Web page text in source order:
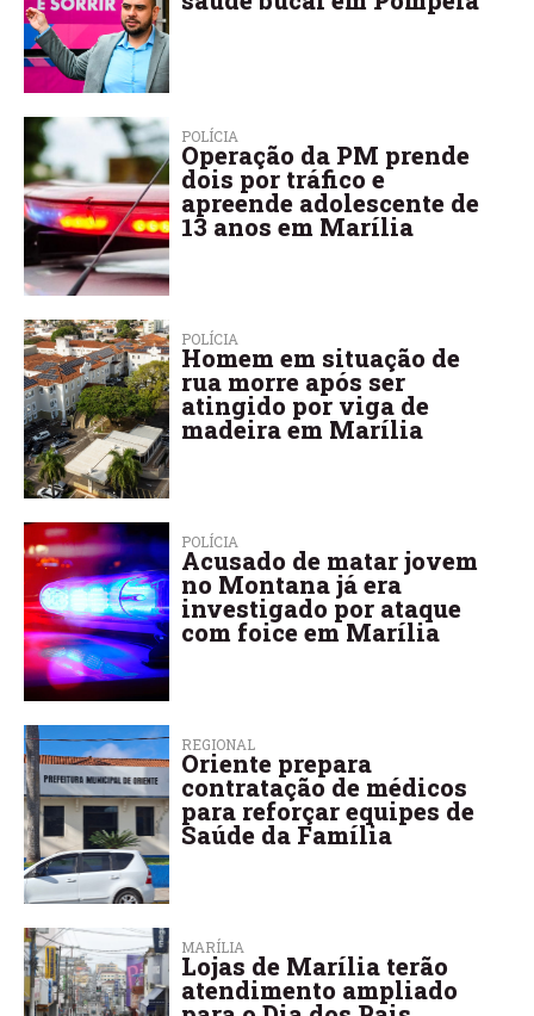
POLÍCIA
Operação da PM prende
dois por tráfico e
apreende adolescente de
13 anos em Marília
POLÍCIA
Homem em situação de
rua morre após ser
atingido por viga de
madeira em Marília
POLÍCIA
Acusado de matar jovem
no Montana já era
investigado por ataque
com foice em Marília
REGIONAL
Oriente prepara
contratação de médicos
para reforçar equipes de
Saúde da Família
MARÍLIA
Lojas de Marília terão
atendimento ampliado